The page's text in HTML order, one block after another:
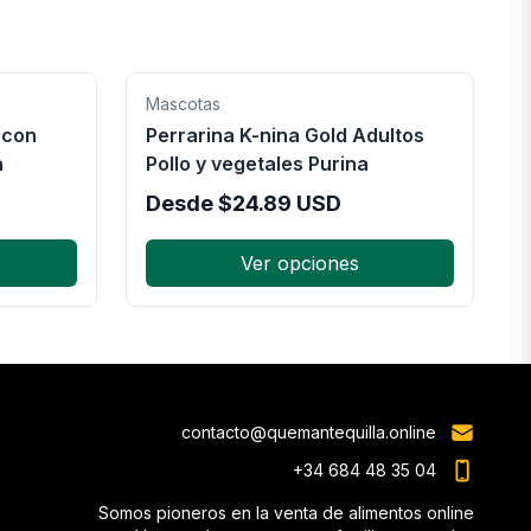
Mascotas
Perrarina K-nina Gold Adultos
Pollo y vegetales Purina
Desde$24.89 USD
Ver opciones
contacto@quemantequilla.online
+34 684 48 35 04
Somos pioneros en la venta de alimentos online